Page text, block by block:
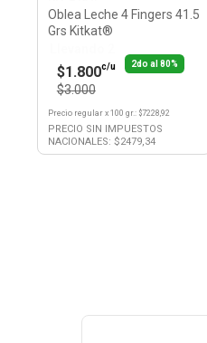
Oblea Leche 4 Fingers 41.5
Grs Kitkat®
$1.800c/u 2do al 80%
$3.000
Precio regularx 100 gr.: $7228,92
PRECIO SIN IMPUESTOS
NACIONALES: $2479,34